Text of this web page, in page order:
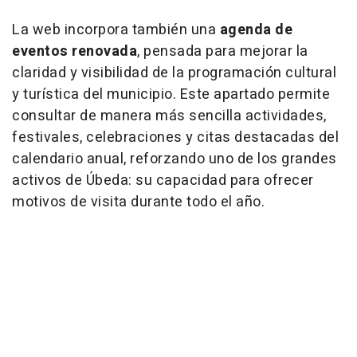
La web incorpora también una agenda de
eventos renovada, pensada para mejorar la
claridad y visibilidad de la programación cultural
y turística del municipio. Este apartado permite
consultar de manera más sencilla actividades,
festivales, celebraciones y citas destacadas del
calendario anual, reforzando uno de los grandes
activos de Úbeda: su capacidad para ofrecer
motivos de visita durante todo el año.